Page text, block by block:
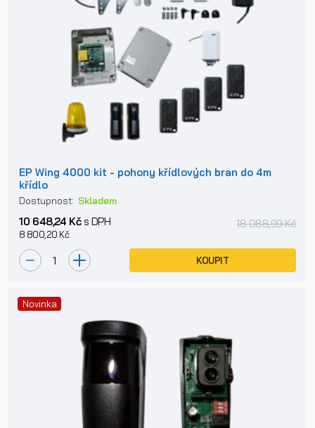
EP Wing 4000 kit - pohony křídlových bran do 4m
křídlo
Dostupnost: Skladem
10 648,24 Kčs DPH
8 800,20 Kč
18 088,99 Kč
KOUPIT
Novinka